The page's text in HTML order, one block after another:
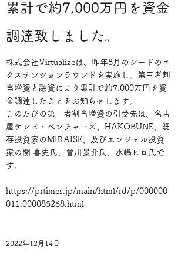
累計で約7,000万円を資金
調達致しました。
株式会社Virtualizeは、昨年8月のシードのエ
クステンションラウンドを実施し、第三者割
当増資と融資により累計で約7,000万円を資
金調達したことをお知らせします。
このたびの第三者割当増資の引受先は、名古
屋テレビ・ベンチャーズ、HAKOBUNE、既
存投資家のMIRAISE、及びエンジェル投資
家の関 喜史氏、曾川景介氏、水嶋ヒロ氏で
す。
https://prtimes.jp/main/html/rd/p/000000
011.000085268.html
2022年12月14日